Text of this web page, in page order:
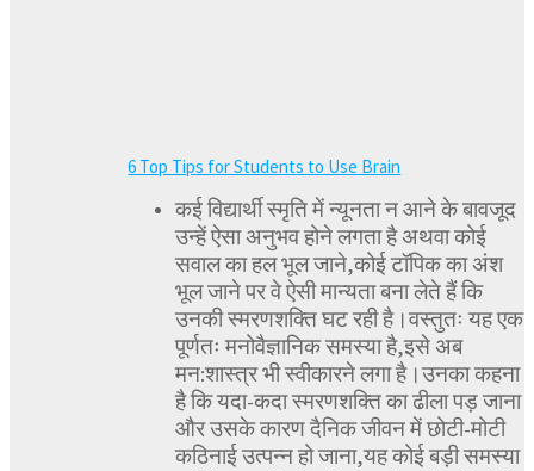
6 Top Tips for Students to Use Brain
कई विद्यार्थी स्मृति में न्यूनता न आने के बावजूद
उन्हें ऐसा अनुभव होने लगता है अथवा कोई
सवाल का हल भूल जाने,कोई टॉपिक का अंश
भूल जाने पर वे ऐसी मान्यता बना लेते हैं कि
उनकी स्मरणशक्ति घट रही है।वस्तुतः यह एक
पूर्णतः मनोवैज्ञानिक समस्या है,इसे अब
मन:शास्त्र भी स्वीकारने लगा है।उनका कहना
है कि यदा-कदा स्मरणशक्ति का ढीला पड़ जाना
और उसके कारण दैनिक जीवन में छोटी-मोटी
कठिनाई उत्पन्न हो जाना,यह कोई बड़ी समस्या